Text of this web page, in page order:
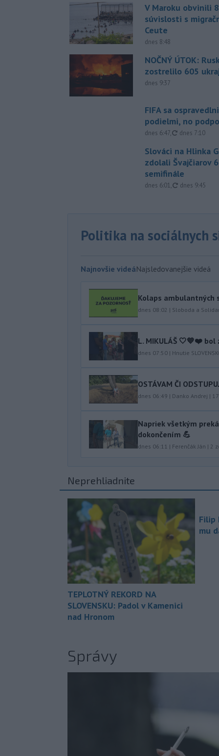
V Maroku obvinili
súvislosti s
Ceute
dnes 8:48
NOČNÝ ÚTOK:
zostrelilo 605
dnes 9:37
FIFA sa
podielmi, no
dnes 6:47, aktualizované
dnes 7:10
Slováci na Hlinka
zdolali Švajčiarov
semifinále
dnes 6:01, aktualizované
dnes 9:45
Politika na sociálnych
Najnovšie videáNajsledovanejšie videá
Kolaps ambulantných
dnes 08:02 | Sloboda a
L. MIKULÁŠ 🤍💙❤️ bol
dnes 07:50 | Hnutie
OSTÁVAM ČI
dnes 06:49 | Danko Andrej |
Napriek všetkým
dokončením 💪
dnes 06:11 | Ferenčák Ján | 2
Neprehliadnite
TEPLOTNÝ REKORD NA
SLOVENSKU: Padol v Kamenici
nad Hronom
Filip
mu
Správy